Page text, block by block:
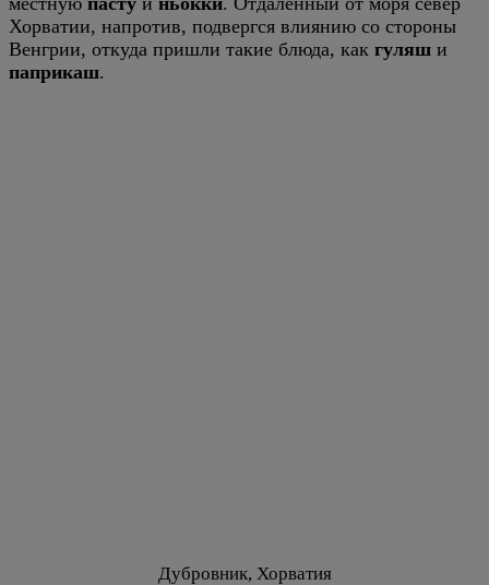
Хорватии, напротив, подвергся влиянию со стороны
Венгрии, откуда пришли такие блюда, как гуляш и
паприкаш.
Дубровник, Хорватия